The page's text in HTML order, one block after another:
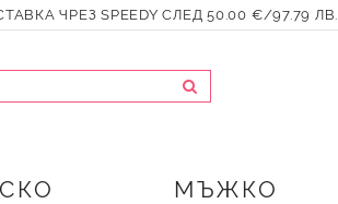
ЧРЕЗ SPEEDY СЛЕД 50.00 €/97.79 ЛВ.
МЪЖКО